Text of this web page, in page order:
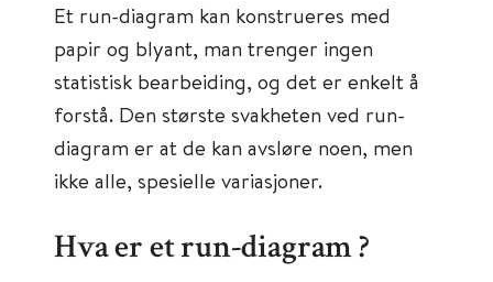
Et run-diagram kan konstrueres med
papir og blyant, man trenger ingen
statistisk bearbeiding, og det er enkelt å
forstå. Den største svakheten ved run-
diagram er at de kan avsløre noen, men
ikke alle, spesielle variasjoner.
Hva er et run-diagram ?